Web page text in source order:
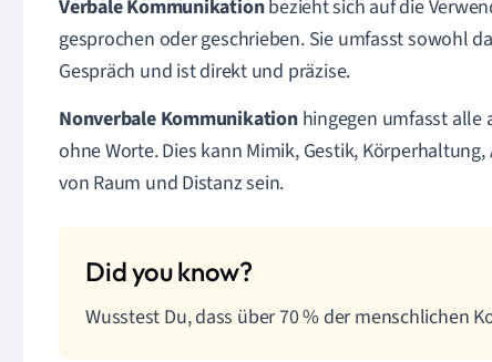
Verbale Kommunikationbezieht sich auf die
gesprochen oder geschrieben. Sie umfasst sowohl
Gespräch und ist direkt und präzise.
Nonverbale Kommunikationhingegen umfasst alle
ohne Worte. Dies kann Mimik, Gestik,
von Raum und Distanz sein.
Wusstest Du, dass über 70 % der menschlichen